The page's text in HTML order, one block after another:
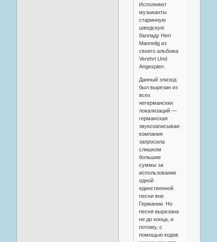
Исполняют
музыканты
старинную
шведскую
балладу Herr
Mannelig из
своего альбома
Verehrt Und
Angespien.
Данный эпизод
был вырезан из
всех
негерманских
локализаций —
германская
звукозаписывающая
компания
запросила
слишком
большие
суммы за
использование
одной
единственной
песни вне
Германии. Но
песня вырезана
не до конца, и
потому, с
помощью кодов